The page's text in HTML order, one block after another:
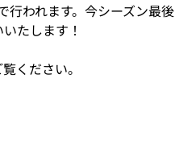
われます。今シーズン最後
たします！
ください。